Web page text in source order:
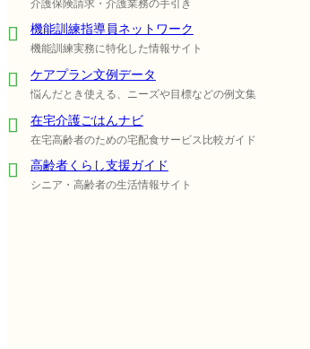
介護保険請求・介護業務の手引き
機能訓練指導員ネットワーク
機能訓練実務に特化した情報サイト
ケアプラン文例データ
悩んだとき使える、ニーズや目標などの例文集
在宅介護ごはんナビ
在宅高齢者のための宅配食サービス比較ガイド
高齢者くらし支援ガイド
シニア・高齢者の生活情報サイト